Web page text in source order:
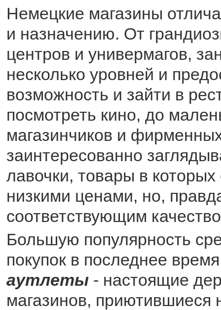
Немецкие магазины
и назначению. От
центров и универмагов,
несколько уровней и
возможность и зайти в
посмотреть кино, до
магазинчиков и
заинтересованно
лавочки, товары в
низкими ценами, но,
соответствующим
Большую популярность
покупок в последнее
аутлеты - настоящие
магазинов, приютившиеся